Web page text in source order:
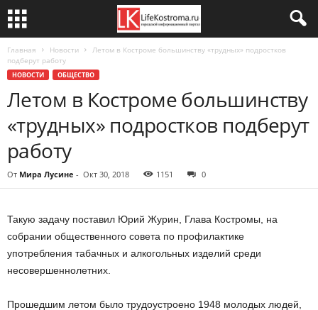
Главная Новости
Летом в Костроме большинству «трудных» подростков
подберут работу
НОВОСТИ ОБЩЕСТВО
Летом в Костроме большинству
«трудных» подростков подберут
работу
От Мира Лусине - Окт 30, 2018 1151 0
Такую задачу поставил Юрий Журин, Глава Костромы, на
собрании общественного совета по профилактике
употребления табачных и алкогольных изделий среди
несовершеннолетних.
Прошедшим летом было трудоустроено 1948 молодых людей,